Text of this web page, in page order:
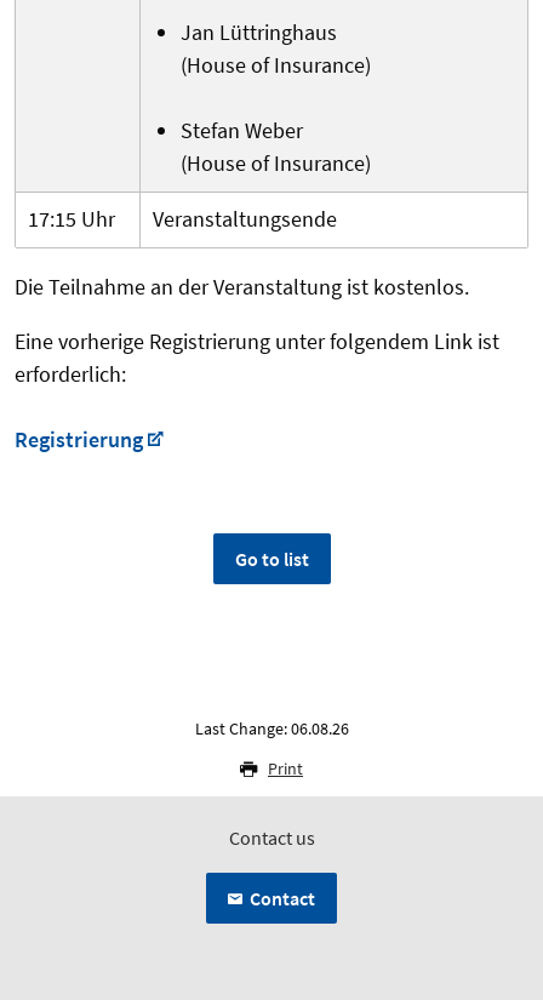
Jan Lüttringhaus
(House of Insurance)
Stefan Weber
(House of Insurance)
17:15 Uhr
Veranstaltungsende
Die Teilnahme an der Veranstaltung ist kostenlos.
Eine vorherige Registrierung unter folgendem Link ist
erforderlich:
Registrierung
Go to list
Last Change: 06.08.26
Print
Contact us
Contact